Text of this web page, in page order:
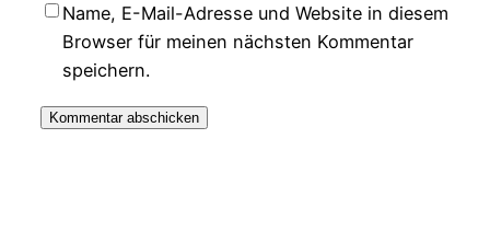
Name, E-Mail-Adresse und Website in diesem
Browser für meinen nächsten Kommentar
speichern.